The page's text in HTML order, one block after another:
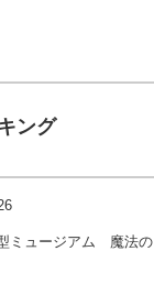
ング
ミュージアム 魔法の